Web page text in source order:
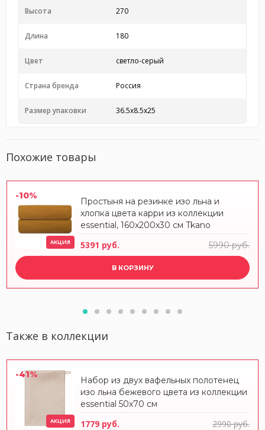
Высота 270
Длина 180
Цвет светло-серый
Страна бренда Россия
Размер упаковки 36.5x8.5x25
Похожие товары
-10%
АКЦИЯ
Простыня на резинке изо льна и
хлопка цвета карри из коллекции
essential, 160х200х30 см Tkano
5391 руб. 5990 руб.
В КОРЗИНУ
Также в коллекции
-41%
АКЦИЯ
Набор из двух вафельных полотенец
изо льна бежевого цвета из коллекции
essential 50х70 см
1779 руб. 2990 руб.